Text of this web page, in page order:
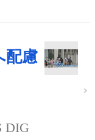
配慮
DIG